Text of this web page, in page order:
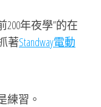
年夜學”的在
著Standway電動
練習。